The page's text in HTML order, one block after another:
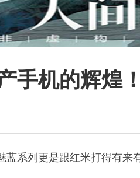
手机的辉煌！
系列更是跟红米打得有来